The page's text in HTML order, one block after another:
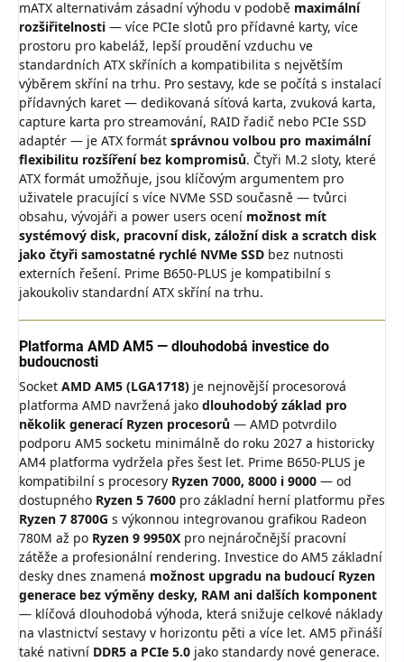
mATX alternativám zásadní výhodu v podobě maximální
rozšiřitelnosti — více PCIe slotů pro přídavné karty, více
prostoru pro kabeláž, lepší proudění vzduchu ve
standardních ATX skříních a kompatibilita s největším
výběrem skříní na trhu. Pro sestavy, kde se počítá s instalací
přídavných karet — dedikovaná síťová karta, zvuková karta,
capture karta pro streamování, RAID řadič nebo PCIe SSD
adaptér — je ATX formát správnou volbou pro maximální
flexibilitu rozšíření bez kompromisů. Čtyři M.2 sloty, které
ATX formát umožňuje, jsou klíčovým argumentem pro
uživatele pracující s více NVMe SSD současně — tvůrci
obsahu, vývojáři a power users ocení možnost mít
systémový disk, pracovní disk, záložní disk a scratch disk
jako čtyři samostatné rychlé NVMe SSD bez nutnosti
externích řešení. Prime B650-PLUS je kompatibilní s
jakoukoliv standardní ATX skříní na trhu.
Platforma AMD AM5 — dlouhodobá investice do
budoucnosti
Socket AMD AM5 (LGA1718) je nejnovější procesorová
platforma AMD navržená jako dlouhodobý základ pro
několik generací Ryzen procesorů — AMD potvrdilo
podporu AM5 socketu minimálně do roku 2027 a historicky
AM4 platforma vydržela přes šest let. Prime B650-PLUS je
kompatibilní s procesory Ryzen 7000, 8000 i 9000 — od
dostupného Ryzen 5 7600 pro základní herní platformu přes
Ryzen 7 8700G s výkonnou integrovanou grafikou Radeon
780M až po Ryzen 9 9950X pro nejnáročnější pracovní
zátěže a profesionální rendering. Investice do AM5 základní
desky dnes znamená možnost upgradu na budoucí Ryzen
generace bez výměny desky, RAM ani dalších komponent
— klíčová dlouhodobá výhoda, která snižuje celkové náklady
na vlastnictví sestavy v horizontu pěti a více let. AM5 přináší
také nativní DDR5 a PCIe 5.0 jako standardy nové generace.